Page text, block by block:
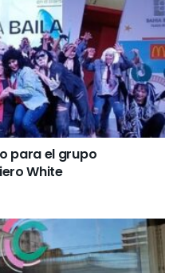
para el grupo
White